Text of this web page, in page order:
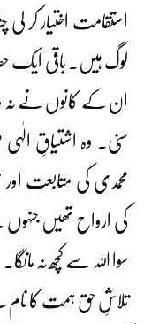
استقامت اختیار کر لی
لوگ ہیں۔ باقی ایک
ان کے کانوں نے نہ
سنی۔ وہ اشتیاقِ الٰہی
محمدی کی متابعت
کی ارواح تھیں جنہوں
سوا اللہ سے کچھ نہ مانگا۔
تلاشِ حق ہمت کا نام